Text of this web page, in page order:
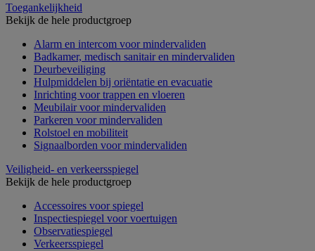
Toegankelijkheid
Bekijk de hele productgroep
Alarm en intercom voor mindervaliden
Badkamer, medisch sanitair en mindervaliden
Deurbeveiliging
Hulpmiddelen bij oriëntatie en evacuatie
Inrichting voor trappen en vloeren
Meubilair voor mindervaliden
Parkeren voor mindervaliden
Rolstoel en mobiliteit
Signaalborden voor mindervaliden
Veiligheid- en verkeersspiegel
Bekijk de hele productgroep
Accessoires voor spiegel
Inspectiespiegel voor voertuigen
Observatiespiegel
Verkeersspiegel